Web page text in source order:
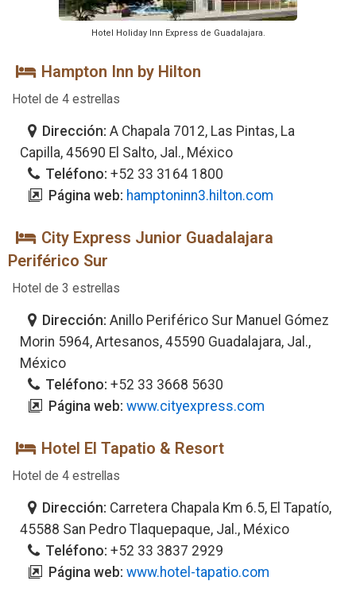
Hotel Holiday Inn Express de Guadalajara.
Hampton Inn by Hilton
Hotel de 4 estrellas
Dirección: A Chapala 7012, Las Pintas, La
Capilla, 45690 El Salto, Jal., México
Teléfono: +52 33 3164 1800
Página web: hamptoninn3.hilton.com
City Express Junior Guadalajara
Periférico Sur
Hotel de 3 estrellas
Dirección: Anillo Periférico Sur Manuel Gómez
Morin 5964, Artesanos, 45590 Guadalajara, Jal.,
México
Teléfono: +52 33 3668 5630
Página web: www.cityexpress.com
Hotel El Tapatio & Resort
Hotel de 4 estrellas
Dirección: Carretera Chapala Km 6.5, El Tapatío,
45588 San Pedro Tlaquepaque, Jal., México
Teléfono: +52 33 3837 2929
Página web: www.hotel-tapatio.com